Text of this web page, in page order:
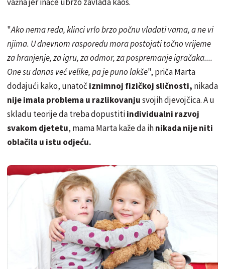
"Ako nema reda, klinci vrlo brzo počnu vladati vama, a ne vi
njima. U dnevnom rasporedu mora postojati točno vrijeme
za hranjenje, za igru, za odmor, za pospremanje igračaka....
One su danas već velike, pa je puno lakše", priča Marta
dodajući kako, unatoč iznimnoj fizičkoj sličnosti, nikada
nije imala problema u razlikovanjusvojih djevojčica. A u
skladu teorije da treba dopustitiindividualni razvoj
svakom djetetu, mama Marta kaže da ihnikada nije niti
oblačila u istu odjeću.